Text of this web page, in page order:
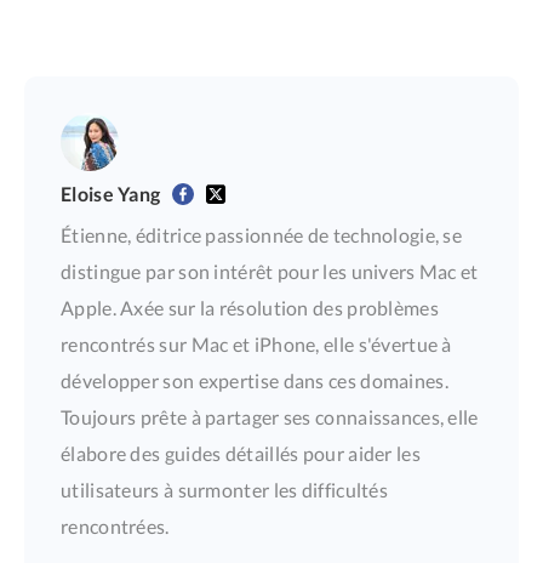
Eloise Yang
Étienne, éditrice passionnée de technologie, se
distingue par son intérêt pour les univers Mac et
Apple. Axée sur la résolution des problèmes
rencontrés sur Mac et iPhone, elle s'évertue à
développer son expertise dans ces domaines.
Toujours prête à partager ses connaissances, elle
élabore des guides détaillés pour aider les
utilisateurs à surmonter les difficultés
rencontrées.